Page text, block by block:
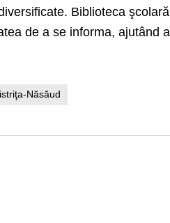
Biblioteca
de a se informa, ajutând
Năsăud